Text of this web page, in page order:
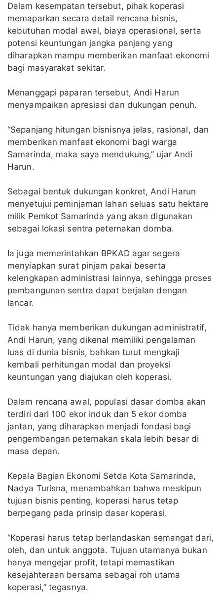
Dalam kesempatan tersebut, pihak koperasi
memaparkan secara detail rencana bisnis,
kebutuhan modal awal, biaya operasional, serta
potensi keuntungan jangka panjang yang
diharapkan mampu memberikan manfaat ekonomi
bagi masyarakat sekitar.
Menanggapi paparan tersebut, Andi Harun
menyampaikan apresiasi dan dukungan penuh.
“Sepanjang hitungan bisnisnya jelas, rasional, dan
memberikan manfaat ekonomi bagi warga
Samarinda, maka saya mendukung,” ujar Andi
Harun.
Sebagai bentuk dukungan konkret, Andi Harun
menyetujui peminjaman lahan seluas satu hektare
milik Pemkot Samarinda yang akan digunakan
sebagai lokasi sentra peternakan domba.
Ia juga memerintahkan BPKAD agar segera
menyiapkan surat pinjam pakai beserta
kelengkapan administrasi lainnya, sehingga proses
pembangunan sentra dapat berjalan dengan
lancar.
Tidak hanya memberikan dukungan administratif,
Andi Harun, yang dikenal memiliki pengalaman
luas di dunia bisnis, bahkan turut mengkaji
kembali perhitungan modal dan proyeksi
keuntungan yang diajukan oleh koperasi.
Dalam rencana awal, populasi dasar domba akan
terdiri dari 100 ekor induk dan 5 ekor domba
jantan, yang diharapkan menjadi fondasi bagi
pengembangan peternakan skala lebih besar di
masa depan.
Kepala Bagian Ekonomi Setda Kota Samarinda,
Nadya Turisna, menambahkan bahwa meskipun
tujuan bisnis penting, koperasi harus tetap
berpegang pada prinsip dasar koperasi.
“Koperasi harus tetap berlandaskan semangat dari,
oleh, dan untuk anggota. Tujuan utamanya bukan
hanya mengejar profit, tetapi memastikan
kesejahteraan bersama sebagai roh utama
koperasi,” tegasnya.